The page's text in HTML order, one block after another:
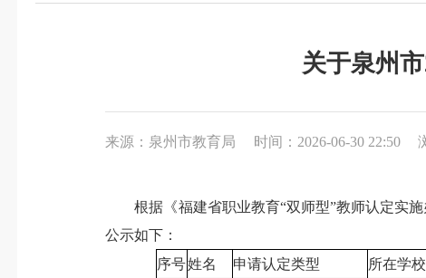
关于泉州
来源：泉州市教育局 时间：2026-06-30 22:50
根据《福建省职业教育“双师型”教师认定实施
公示如下：
序号姓名 申请认定类型 所在学校